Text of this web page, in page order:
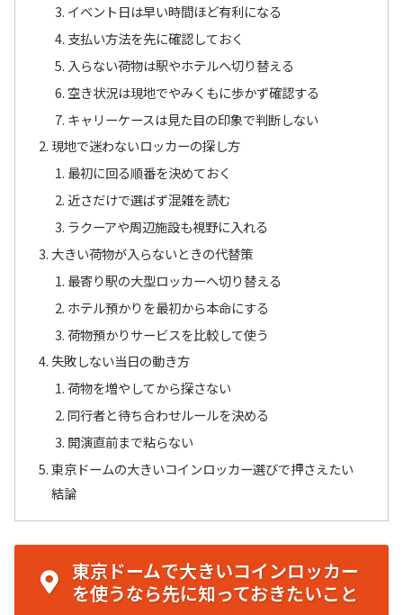
イベント日は早い時間ほど有利になる
支払い方法を先に確認しておく
入らない荷物は駅やホテルへ切り替える
空き状況は現地でやみくもに歩かず確認する
キャリーケースは見た目の印象で判断しない
現地で迷わないロッカーの探し方
最初に回る順番を決めておく
近さだけで選ばず混雑を読む
ラクーアや周辺施設も視野に入れる
大きい荷物が入らないときの代替策
最寄り駅の大型ロッカーへ切り替える
ホテル預かりを最初から本命にする
荷物預かりサービスを比較して使う
失敗しない当日の動き方
荷物を増やしてから探さない
同行者と待ち合わせルールを決める
開演直前まで粘らない
東京ドームの大きいコインロッカー選びで押さえたい
結論
東京ドームで大きいコインロッカー
を使うなら先に知っておきたいこと